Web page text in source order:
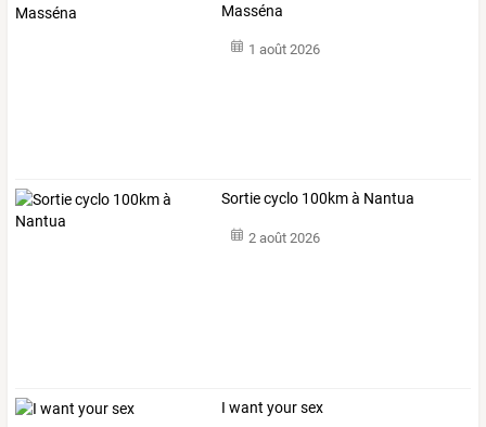
Masséna
1 août 2026
Sortie cyclo 100km à Nantua
2 août 2026
I want your sex